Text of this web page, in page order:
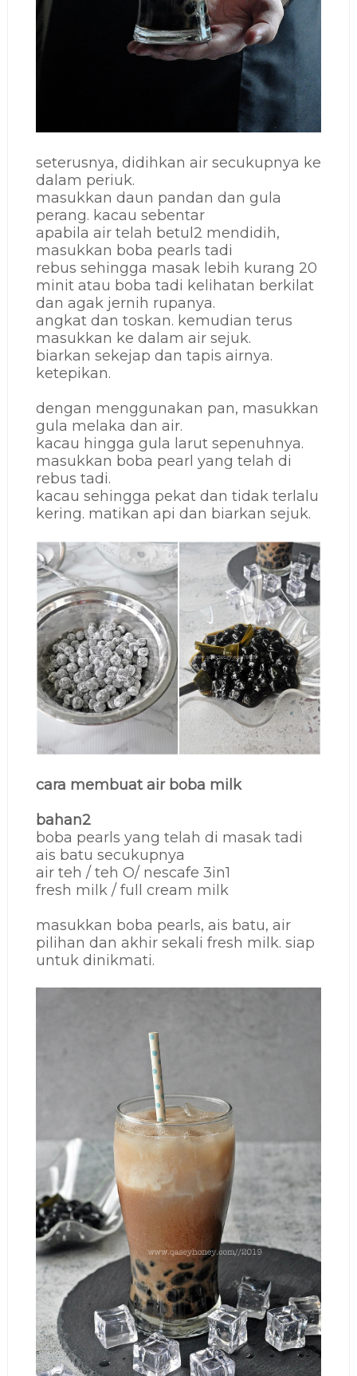
seterusnya, didihkan air secukupnya ke
dalam periuk.
masukkan daun pandan dan gula
perang. kacau sebentar
apabila air telah betul2 mendidih,
masukkan boba pearls tadi
rebus sehingga masak lebih kurang 20
minit atau boba tadi kelihatan berkilat
dan agak jernih rupanya.
angkat dan toskan. kemudian terus
masukkan ke dalam air sejuk.
biarkan sekejap dan tapis airnya.
ketepikan.
dengan menggunakan pan, masukkan
gula melaka dan air.
kacau hingga gula larut sepenuhnya.
masukkan boba pearl yang telah di
rebus tadi.
kacau sehingga pekat dan tidak terlalu
kering. matikan api dan biarkan sejuk.
cara membuat air boba milk
bahan2
boba pearls yang telah di masak tadi
ais batu secukupnya
air teh / teh O/ nescafe 3in1
fresh milk / full cream milk
masukkan boba pearls, ais batu, air
pilihan dan akhir sekali fresh milk. siap
untuk dinikmati.